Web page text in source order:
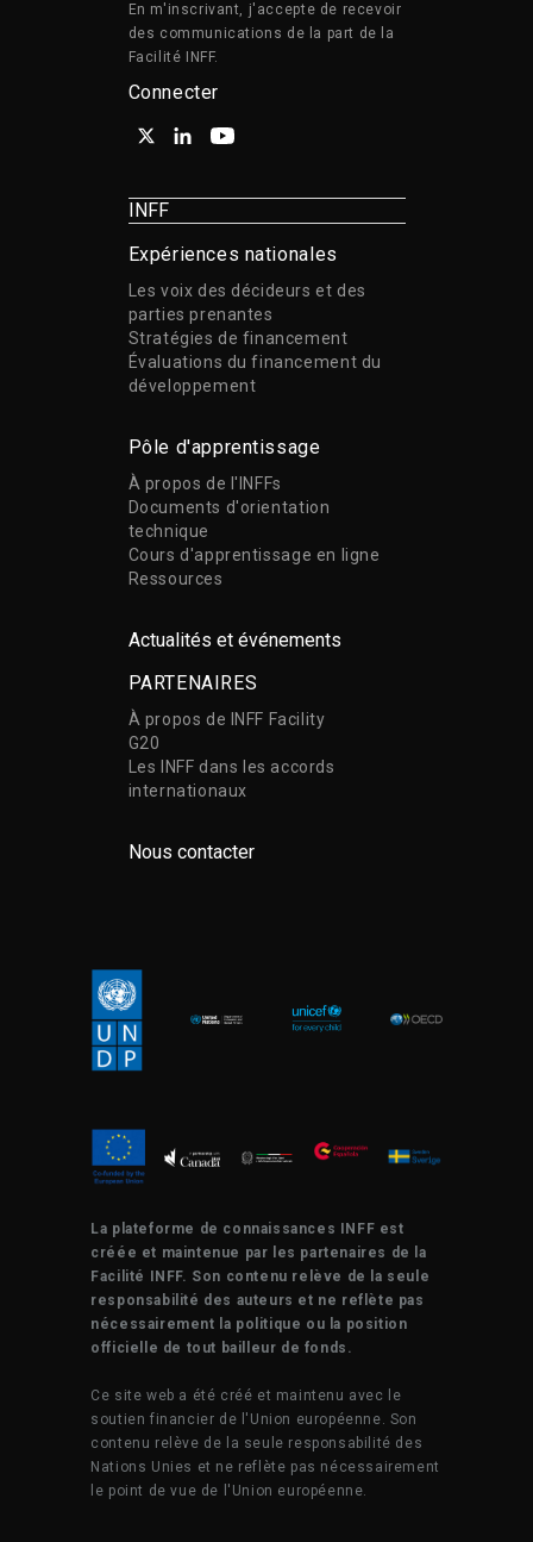
En m'inscrivant, j'accepte de recevoir
des communications de la part de la
Facilité INFF.
Connecter
INFF
Expériences nationales
Les voix des décideurs et des
parties prenantes
Stratégies de financement
Évaluations du financement du
développement
Pôle d'apprentissage
À propos de l'INFFs
Documents d'orientation
technique
Cours d'apprentissage en ligne
Ressources
Actualités et événements
PARTENAIRES
À propos de INFF Facility
G20
Les INFF dans les accords
internationaux
Nous contacter
La plateforme de connaissances INFF est
créée et maintenue par les partenaires de la
Facilité INFF. Son contenu relève de la seule
responsabilité des auteurs et ne reflète pas
nécessairement la politique ou la position
officielle de tout bailleur de fonds.
Ce site web a été créé et maintenu avec le
soutien financier de l'Union européenne. Son
contenu relève de la seule responsabilité des
Nations Unies et ne reflète pas nécessairement
le point de vue de l'Union européenne.